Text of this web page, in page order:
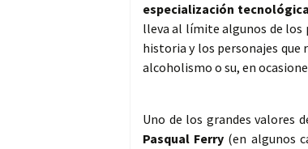
especialización
lleva al límite algunos de los
historia y los personajes que
alcoholismo o su, en
Uno de los grandes valores
Pasqual Ferry (en algunos